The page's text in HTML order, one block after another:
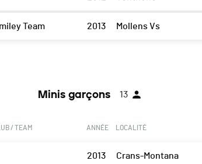
Team 2013 Mollens Vs
Minis garçons 13
/ TEAM ANNÉE LOCALITÉ
2013 Crans-Montana